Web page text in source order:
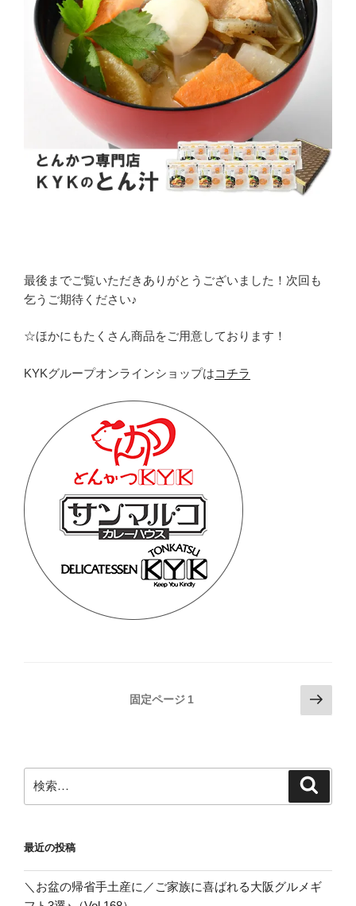
最後までご覧いただきありがとうございました！次回も
乞うご期待ください♪
☆ほかにもたくさん商品をご用意しております！
KYKグループオンラインショップはコチラ
ー
ジ
り
固定ページ 1
次
の
ジ
索:
最近の投稿
＼お盆の帰省手土産に／ご家族に喜ばれる大阪グルメギ